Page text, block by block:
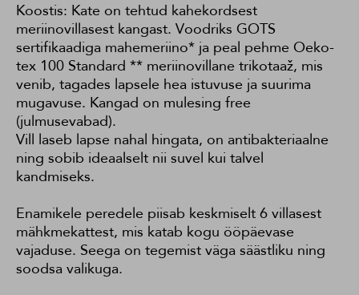
Koostis: Kate on tehtud kahekordsest
meriinovillasest kangast. Voodriks GOTS
sertifikaadiga mahemeriino* ja peal pehme Oeko-
tex 100 Standard ** meriinovillane trikotaaž, mis
venib, tagades lapsele hea istuvuse ja suurima
mugavuse. Kangad on mulesing free
(julmusevabad).
Vill laseb lapse nahal hingata, on antibakteriaalne
ning sobib ideaalselt nii suvel kui talvel
kandmiseks.
Enamikele peredele piisab keskmiselt 6 villasest
mähkmekattest, mis katab kogu ööpäevase
vajaduse. Seega on tegemist väga säästliku ning
soodsa valikuga.